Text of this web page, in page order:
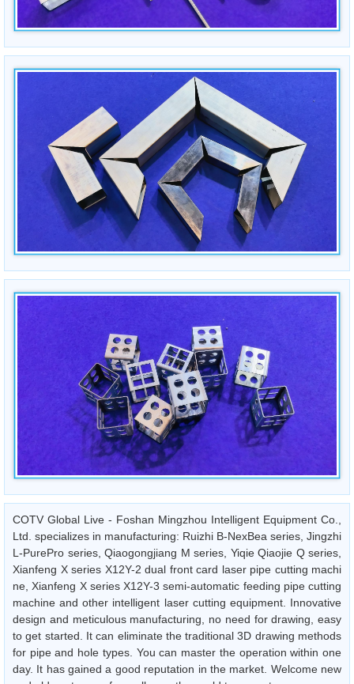
COTV Global Live - Foshan Mingzhou Intelligent Equipment Co.,
Ltd. specializes in manufacturing: Ruizhi B-NexBea series, Jingzhi
L-PurePro series, Qiaogongjiang M series, Yiqie Qiaojie Q series,
Xianfeng X series X12Y-2 dual front card laser pipe cutting machi
ne, Xianfeng X series X12Y-3 semi-automatic feeding pipe cutting
machine and other intelligent laser cutting equipment. Innovative
design and meticulous manufacturing, no need for drawing, easy
to get started. It can eliminate the traditional 3D drawing methods
for pipe and hole types. You can master the operation within one
day. It has gained a good reputation in the market. Welcome new